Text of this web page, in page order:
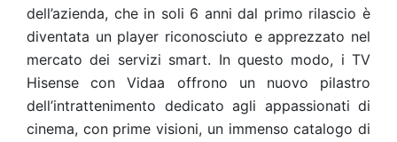
dell’azienda, che in soli 6 anni dal primo rilascio è
diventata un player riconosciuto e apprezzato nel
mercato dei servizi smart. In questo modo, i TV
Hisense con Vidaa offrono un nuovo pilastro
dell’intrattenimento dedicato agli appassionati di
cinema, con prime visioni, un immenso catalogo di